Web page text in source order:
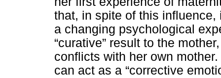
that, in spite of this
a changing psychological
“curative” result to the
conflicts with her own
can act as a “corrective